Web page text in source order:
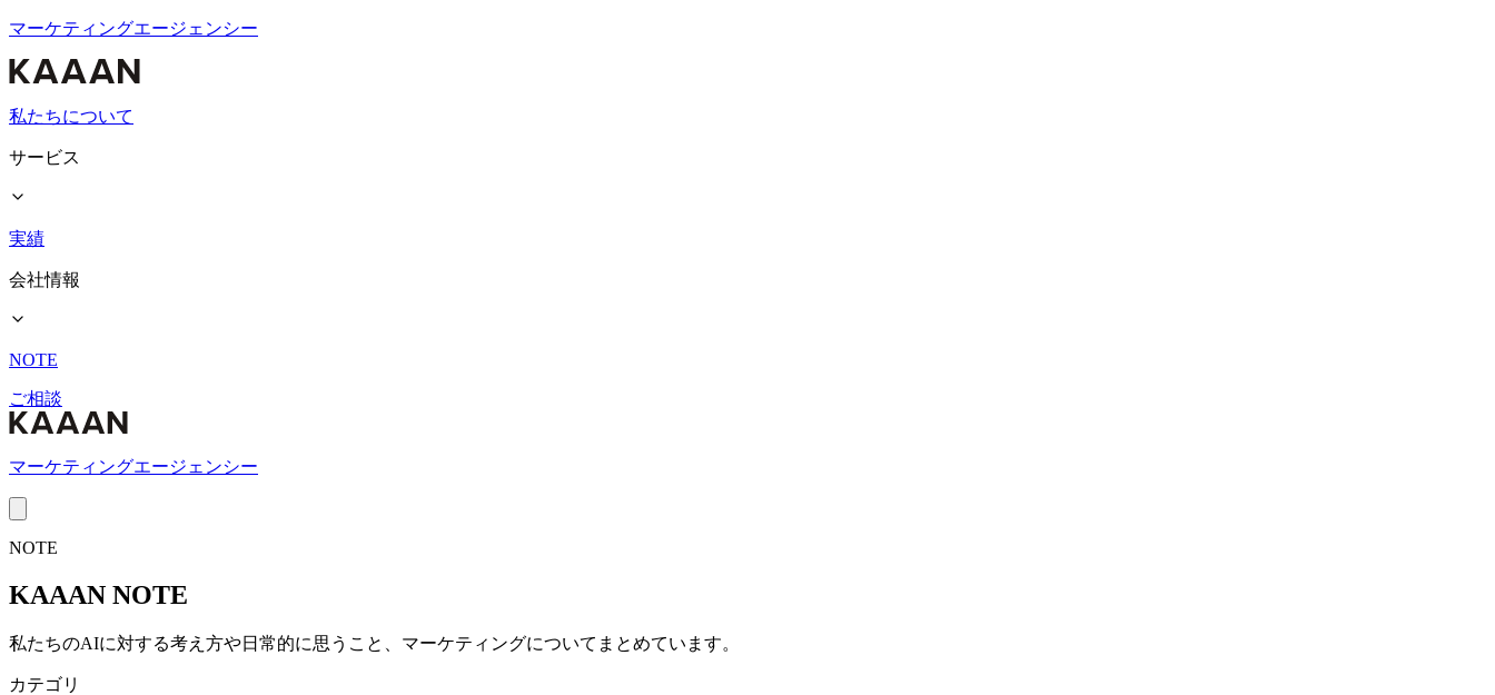
マーケティングエージェンシー
私たちについて
サービス
実績
会社情報
NOTE
ご相談
マーケティングエージェンシー
NOTE
KAAAN NOTE
私たちのAIに対する考え方や日常的に思うこと、マーケティングについてまとめています。
カテゴリ